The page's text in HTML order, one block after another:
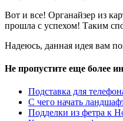
Вот и все! Органайзер из
прошла с успехом! Таким
Надеюсь, данная идея вам
Не пропустите еще более
Подставка для
С чего начать
Подделки из фетра к